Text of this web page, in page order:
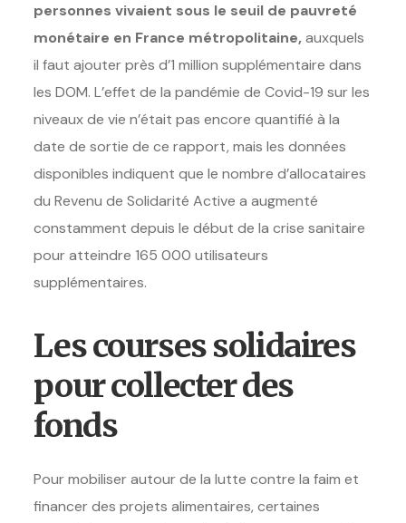
personnes vivaient sous le seuil de pauvreté
monétaire en France métropolitaine, auxquels
il faut ajouter près d’1 million supplémentaire dans
les DOM. L’effet de la pandémie de Covid-19 sur les
niveaux de vie n’était pas encore quantifié à la
date de sortie de ce rapport, mais les données
disponibles indiquent que le nombre d’allocataires
du Revenu de Solidarité Active a augmenté
constamment depuis le début de la crise sanitaire
pour atteindre 165 000 utilisateurs
supplémentaires.
Les courses solidaires
pour collecter des
fonds
Pour mobiliser autour de la lutte contre la faim et
financer des projets alimentaires, certaines